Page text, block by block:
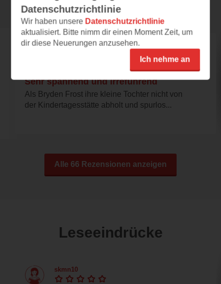
Rezensionen
fuechsin4
Sehr spannend und irreführend
Als Bryden Frost ihre kleine Tochter nicht von
der Kindertagesstätte abholt und spurlos...
Alle 66 Rezensionen anzeigen
Leseeindrücke
skmn10
Datenschutzrichtlinie
Wir haben unsere Datenschutzrichtlinie
aktualisiert. Bitte nimm dir einen Moment Zeit, um
dir diese Neuerungen anzusehen.
Ich nehme an